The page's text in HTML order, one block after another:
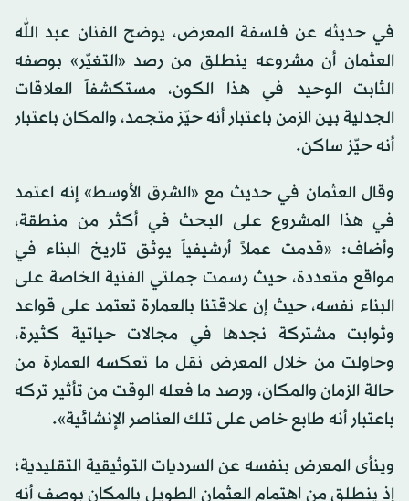
في حديثه عن فلسفة المعرض، يوضح الفنان عبد الله
العثمان أن مشروعه ينطلق من رصد «التغيّر» بوصفه
الثابت الوحيد في هذا الكون، مستكشفاً العلاقات
الجدلية بين الزمن باعتبار أنه حيّز متجمد، والمكان باعتبار
أنه حيّز ساكن.
وقال العثمان في حديث مع «الشرق الأوسط» إنه اعتمد
في هذا المشروع على البحث في أكثر من منطقة،
وأضاف: «قدمت عملاً أرشيفياً يوثق تاريخ البناء في
مواقع متعددة، حيث رسمت جملتي الفنية الخاصة على
البناء نفسه، حيث إن علاقتنا بالعمارة تعتمد على قواعد
وثوابت مشتركة نجدها في مجالات حياتية كثيرة،
وحاولت من خلال المعرض نقل ما تعكسه العمارة من
حالة الزمان والمكان، ورصد ما فعله الوقت من تأثير تركه
باعتبار أنه طابع خاص على تلك العناصر الإنشائية».
وينأى المعرض بنفسه عن السرديات التوثيقية التقليدية؛
إذ ينطلق من اهتمام العثمان الطويل بالمكان بوصف أنه